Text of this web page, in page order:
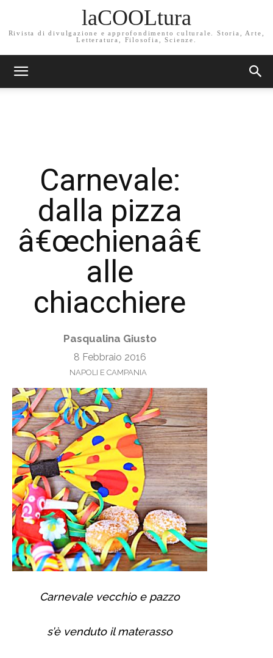
laCOOLtura
Rivista di divulgazione e approfondimento culturale. Storia, Arte,
Letteratura, Filosofia, Scienze.
Carnevale:
dalla pizza
â€œchienaâ€
alle
chiacchiere
Pasqualina Giusto
8 Febbraio 2016
NAPOLI E CAMPANIA
Carnevale vecchio e pazzo
s’è venduto il materasso